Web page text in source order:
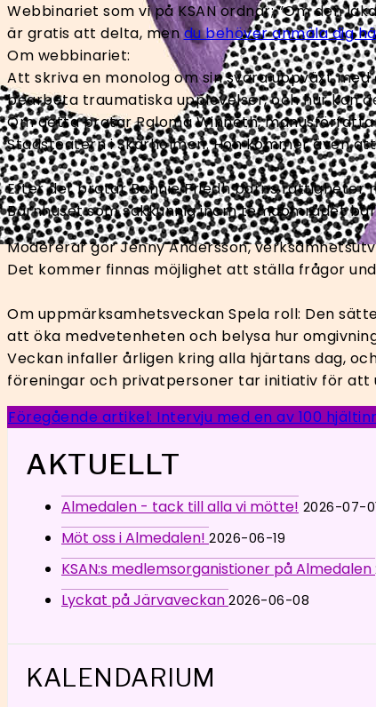
Webbinariet som vi på KSAN ordnar; ”Om den
är gratis att delta, mendu behöver anmäla dig
Om webbinariet:
Att skriva en monolog om sin svåra uppväxt
bearbeta traumatiska upplevelser, och hur kan
Om detta pratar Paloma Winneth,
Stadsteatern i Skärholmen. Hon kommer även
Efter det pratar Bonnie Friedh barns rättigheter
Barnhuset som sakkunnig inom temaområdet
Modererar gör Jenny Andersson,
Det kommer finnas möjlighet att ställa frågor
Om uppmärksamhetsveckan Spela roll: Den
att öka medvetenheten och belysa hur
Veckan infaller årligen kring alla hjärtans dag,
föreningar och privatpersoner tar initiativ för att
Föregående artikel: Intervju med en av 100
AKTUELLT
Almedalen - tack till alla vi mötte! 2026-07-
Möt oss i Almedalen! 2026-06-19
KSAN:s medlemsorganistioner på Almedalen
Lyckat på Järvaveckan 2026-06-08
KALENDARIUM